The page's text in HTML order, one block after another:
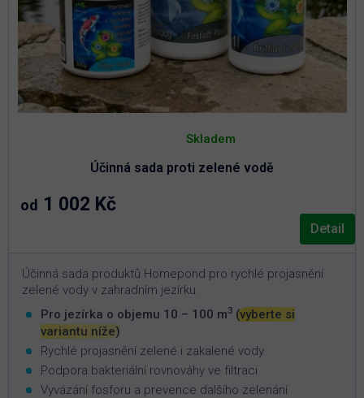
Účinná sada proti zelené vodě
hodnocení
je
5,0
Skladem
od 1 002 Kč
Detail
Účinná sada produktů Homepond pro rychlé projasnění
zelené vody v zahradním jezírku.
Pro jezírka o objemu 10 – 100 m3 (vyberte si
variantu níže)
Rychlé projasnění zelené i zakalené vody
Podpora bakteriální rovnováhy ve filtraci
Vyvázání fosforu a prevence dalšího zelenání